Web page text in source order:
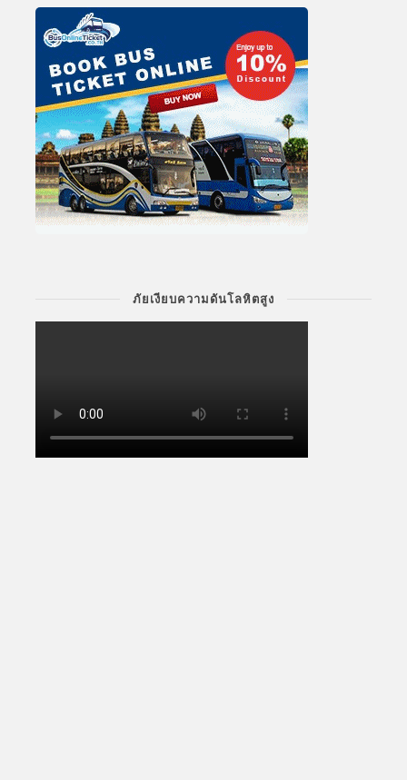
ภัยเงียบความดันโลหิตสูง